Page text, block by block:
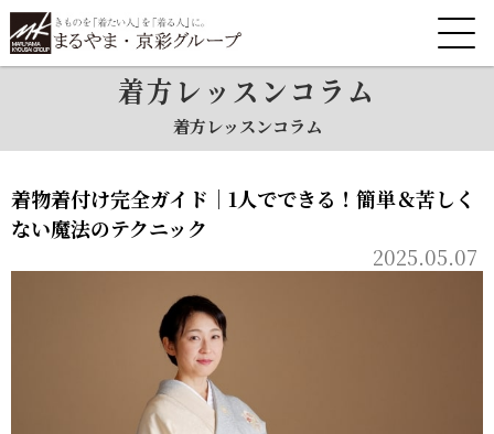
着方レッスンコラム
着方レッスンコラム
着物着付け完全ガイド｜1人でできる！簡単＆苦しく
ない魔法のテクニック
2025.05.07